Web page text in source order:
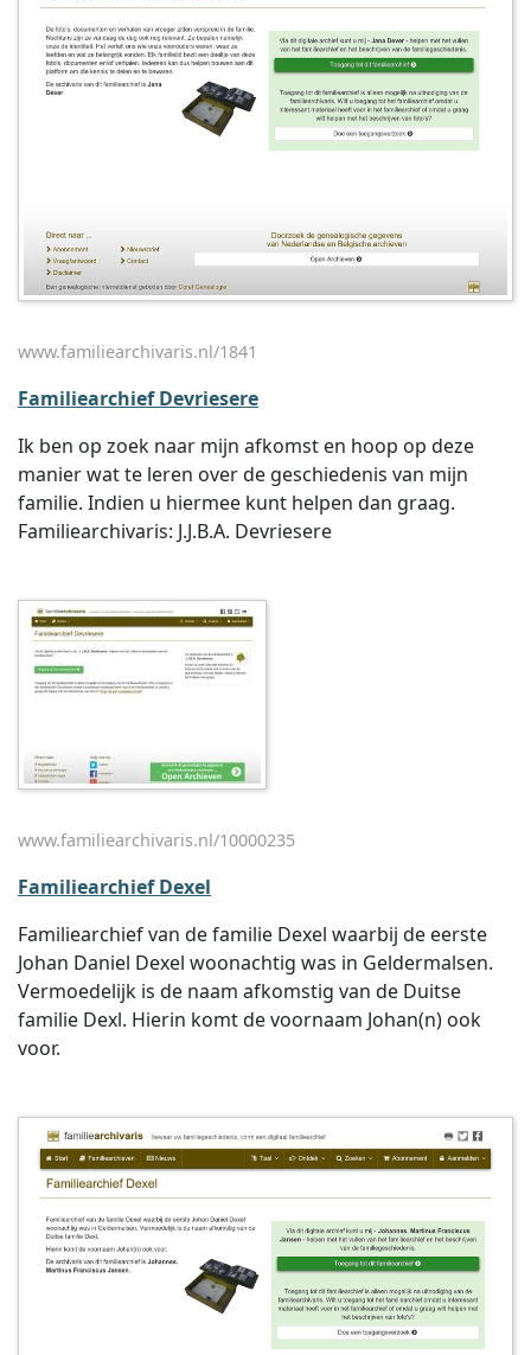
www.familiearchivaris.nl/1841
Familiearchief Devriesere
Ik ben op zoek naar mijn afkomst en hoop op deze
manier wat te leren over de geschiedenis van mijn
familie. Indien u hiermee kunt helpen dan graag.
Familiearchivaris: J.J.B.A. Devriesere
www.familiearchivaris.nl/10000235
Familiearchief Dexel
Familiearchief van de familie Dexel waarbij de eerste
Johan Daniel Dexel woonachtig was in Geldermalsen.
Vermoedelijk is de naam afkomstig van de Duitse
familie Dexl. Hierin komt de voornaam Johan(n) ook
voor.